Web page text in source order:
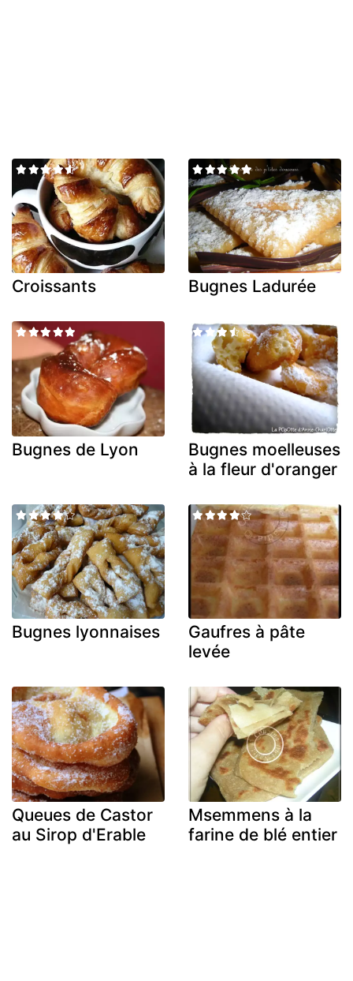
Croissants Bugnes Ladurée
Bugnes de Lyon
Bugnes moelleuses
à la fleur d'oranger
Bugnes lyonnaises
Gaufres à pâte
levée
Queues de Castor
au Sirop d'Erable
Msemmens à la
farine de blé entier